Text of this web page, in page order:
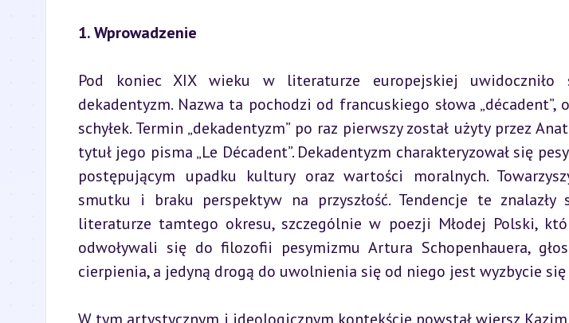
1. Wprowadzenie
Pod koniec XIX wieku w literaturze europejskiej uwidoczniło
dekadentyzm. Nazwa ta pochodzi od francuskiego słowa „décadent”,
schyłek. Termin „dekadentyzm” po raz pierwszy został użyty przez
tytuł jego pisma „Le Décadent”. Dekadentyzm charakteryzował się
postępującym upadku kultury oraz wartości moralnych.
smutku i braku perspektyw na przyszłość. Tendencje te
literaturze tamtego okresu, szczególnie w poezji Młodej Polski,
odwoływali się do filozofii pesymizmu Artura Schopenhauera,
cierpienia, a jedyną drogą do uwolnienia się od niego jest wyzbycie